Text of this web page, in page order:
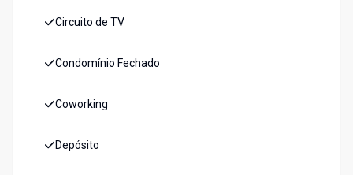
Circuito de TV
Condomínio Fechado
Coworking
Depósito